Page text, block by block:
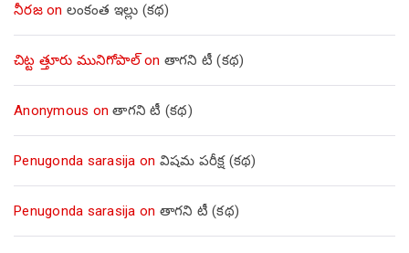
నీరజon లంకంత ఇల్లు (కథ)
చిట్ట త్తూరు మునిగోపాల్on తాగని టీ (కథ)
Anonymous onతాగని టీ (కథ)
Penugonda sarasija on విషమ పరీక్ష (క‌థ‌)
Penugonda sarasija on తాగని టీ (కథ)